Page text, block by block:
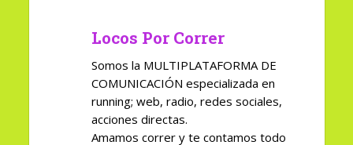
Locos Por Correr
Somos la MULTIPLATAFORMA DE
COMUNICACIÓN especializada en
running; web, radio, redes sociales,
acciones directas.
Amamos correr y te contamos todo